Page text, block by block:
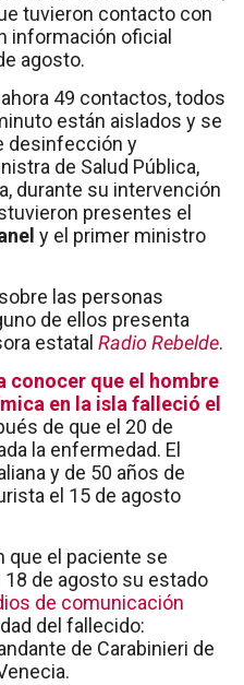
tuvieron contacto con
información oficial
agosto.
49 contactos, todos
están aislados y se
desinfección y
de Salud Pública,
durante su intervención
presentes el
y el primer ministro
las personas
de ellos presenta
estatal Radio Rebelde.
conocer que el hombre
en la isla falleció el
de que el 20 de
la enfermedad. El
y de 50 años de
el 15 de agosto
que el paciente se
18 de agosto su estado
de comunicación
del fallecido:
de Carabinieri de